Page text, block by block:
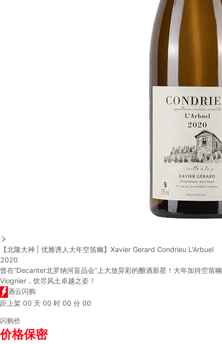
【北隆大神 | 优雅诱人大年空笛幽】Xavier Gerard Condrieu L'Arbuel
2020
曾在“Decanter北罗纳河盲品会”上大放异彩的酿酒新星！大年加持空笛幽
Viognier，饮尽风土卓越之姿！
酒云闪购
距上架 00 天 00 时 00 分 00
闪购价
价格保密